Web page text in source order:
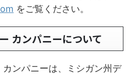
をご覧ください。
カンパニーについて
ンパニーは、ミシガン州デ